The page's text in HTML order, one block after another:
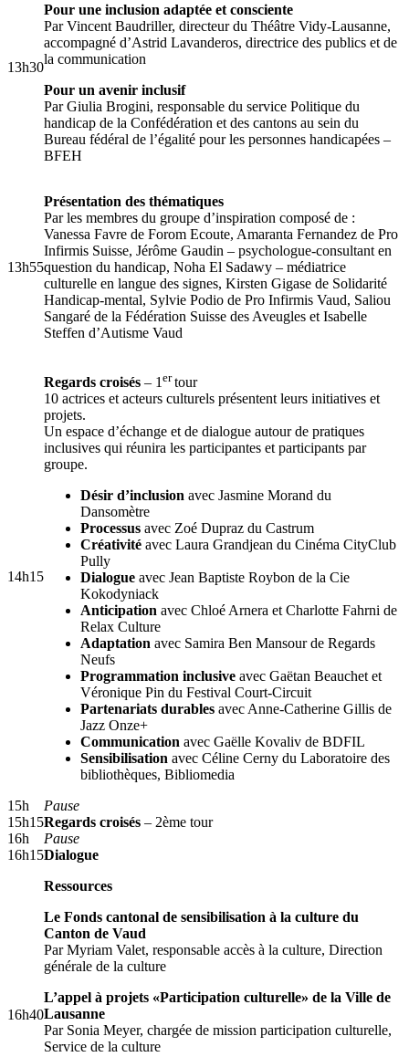
13h30
Pour une inclusion adaptée et consciente
Par Vincent Baudriller, directeur du Théâtre Vidy-Lausanne,
accompagné d’Astrid Lavanderos, directrice des publics et de
la communication
Pour un avenir inclusif
Par Giulia Brogini, responsable du service Politique du
handicap de la Confédération et des cantons au sein du
Bureau fédéral de l’égalité pour les personnes handicapées –
BFEH
13h55
Présentation des thématiques
Par les membres du groupe d’inspiration composé de :
Vanessa Favre de Forom Ecoute, Amaranta Fernandez de Pro
Infirmis Suisse, Jérôme Gaudin – psychologue-consultant en
question du handicap, Noha El Sadawy – médiatrice
culturelle en langue des signes, Kirsten Gigase de Solidarité
Handicap-mental, Sylvie Podio de Pro Infirmis Vaud, Saliou
Sangaré de la Fédération Suisse des Aveugles et Isabelle
Steffen d’Autisme Vaud
14h15
Regards croisés – 1 ertour
10 actrices et acteurs culturels présentent leurs initiatives et
projets.
Un espace d’échange et de dialogue autour de pratiques
inclusives qui réunira les participantes et participants par
groupe.
Désir d’inclusion avec Jasmine Morand du
Dansomètre
Processus avec Zoé Dupraz du Castrum
Créativité avec Laura Grandjean du Cinéma CityClub
Pully
Dialogue avec Jean Baptiste Roybon de la Cie
Kokodyniack
Anticipation avec Chloé Arnera et Charlotte Fahrni de
Relax Culture
Adaptation avec Samira Ben Mansour de Regards
Neufs
Programmation inclusive avec Gaëtan Beauchet et
Véronique Pin du Festival Court-Circuit
Partenariats durables avec Anne-Catherine Gillis de
Jazz Onze+
Communication avec Gaëlle Kovaliv de BDFIL
Sensibilisation avec Céline Cerny du Laboratoire des
bibliothèques, Bibliomedia
15h
Pause
15h15Regards croisés – 2ème tour
16h
Pause
16h15Dialogue
16h40
Ressources
Le Fonds cantonal de sensibilisation à la culture du
Canton de Vaud
Par Myriam Valet, responsable accès à la culture, Direction
générale de la culture
L’appel à projets «Participation culturelle» de la Ville de
Lausanne
Par Sonia Meyer, chargée de mission participation culturelle,
Service de la culture